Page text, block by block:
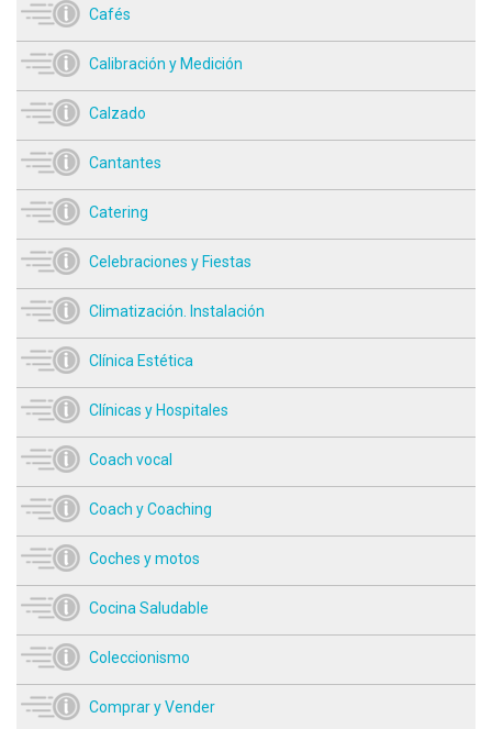
Cafés
Calibración y Medición
Calzado
Cantantes
Catering
Celebraciones y Fiestas
Climatización. Instalación
Clínica Estética
Clínicas y Hospitales
Coach vocal
Coach y Coaching
Coches y motos
Cocina Saludable
Coleccionismo
Comprar y Vender